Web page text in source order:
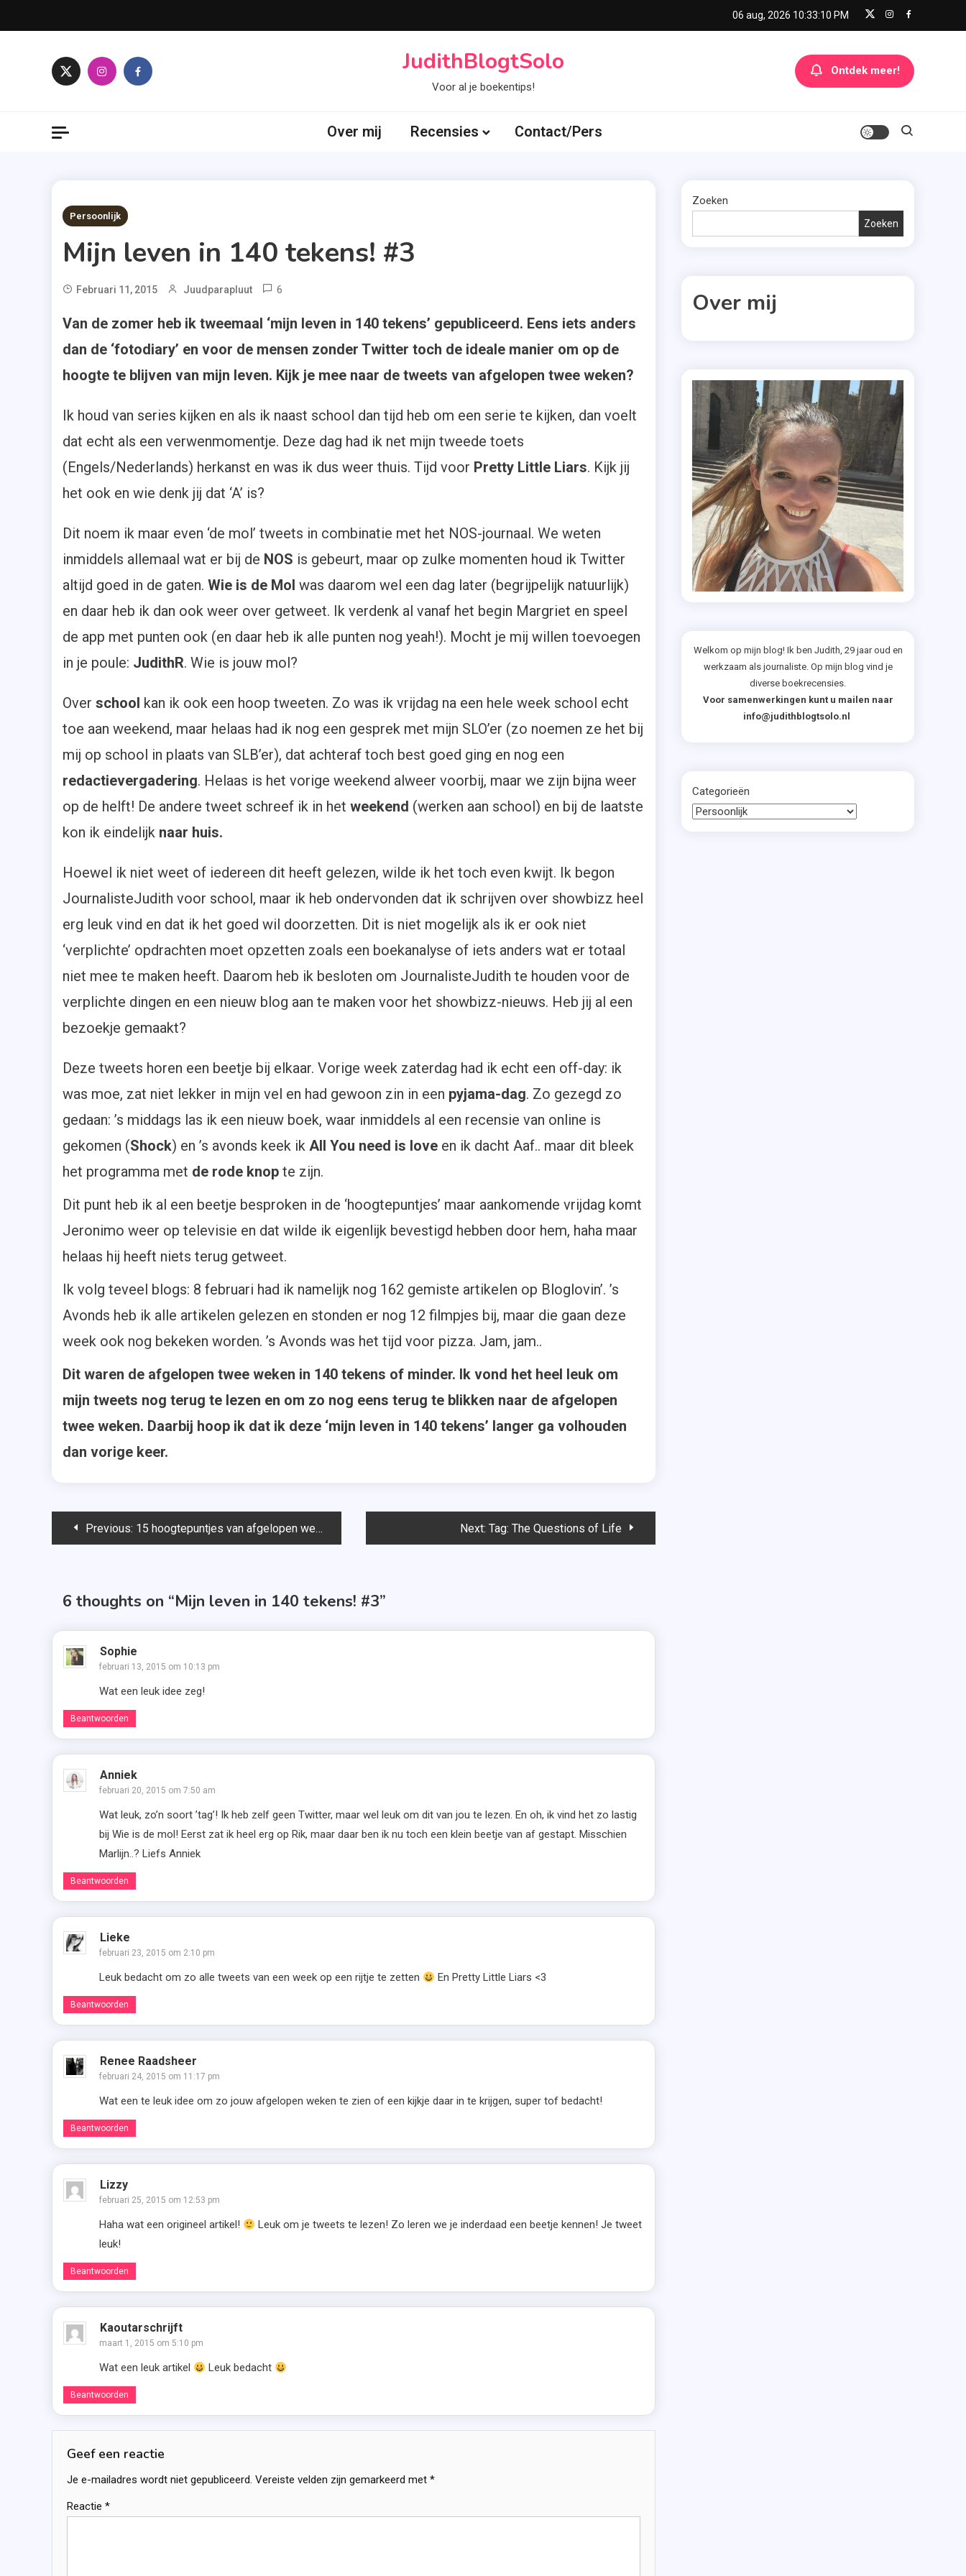
to
06 aug, 2026 10:33:11 PM
JudithBlogtSolo
Voor al je boekentips!
Ontdek meer!
Over mij Recensies Contact/Pers
3 MINS READ
Persoonlijk
Mijn leven in 140 tekens! #3
Februari 11, 2015 Juudparapluut 6
Van de zomer heb ik tweemaal ‘mijn leven in 140 tekens’ gepubliceerd. Eens iets anders
dan de ‘fotodiary’ en voor de mensen zonder Twitter toch de ideale manier om op de
hoogte te blijven van mijn leven. Kijk je mee naar de tweets van afgelopen twee weken?
Ik houd van series kijken en als ik naast school dan tijd heb om een serie te kijken, dan voelt
dat echt als een verwenmomentje. Deze dag had ik net mijn tweede toets
(Engels/Nederlands) herkanst en was ik dus weer thuis. Tijd voor Pretty Little Liars. Kijk jij
het ook en wie denk jij dat ‘A’ is?
Dit noem ik maar even ‘de mol’ tweets in combinatie met het NOS-journaal. We weten
inmiddels allemaal wat er bij de NOS is gebeurt, maar op zulke momenten houd ik Twitter
altijd goed in de gaten. Wie is de Mol was daarom wel een dag later (begrijpelijk natuurlijk)
en daar heb ik dan ook weer over getweet. Ik verdenk al vanaf het begin Margriet en speel
de app met punten ook (en daar heb ik alle punten nog yeah!). Mocht je mij willen toevoegen
in je poule: JudithR. Wie is jouw mol?
Over school kan ik ook een hoop tweeten. Zo was ik vrijdag na een hele week school echt
toe aan weekend, maar helaas had ik nog een gesprek met mijn SLO’er (zo noemen ze het bij
mij op school in plaats van SLB’er), dat achteraf toch best goed ging en nog een
redactievergadering. Helaas is het vorige weekend alweer voorbij, maar we zijn bijna weer
op de helft! De andere tweet schreef ik in het weekend (werken aan school) en bij de laatste
kon ik eindelijk naar huis.
Hoewel ik niet weet of iedereen dit heeft gelezen, wilde ik het toch even kwijt. Ik begon
JournalisteJudith voor school, maar ik heb ondervonden dat ik schrijven over showbizz heel
erg leuk vind en dat ik het goed wil doorzetten. Dit is niet mogelijk als ik er ook niet
‘verplichte’ opdrachten moet opzetten zoals een boekanalyse of iets anders wat er totaal
niet mee te maken heeft. Daarom heb ik besloten om JournalisteJudith te houden voor de
verplichte dingen en een nieuw blog aan te maken voor het showbizz-nieuws. Heb jij al een
bezoekje gemaakt?
Deze tweets horen een beetje bij elkaar. Vorige week zaterdag had ik echt een off-day: ik
was moe, zat niet lekker in mijn vel en had gewoon zin in een pyjama-dag. Zo gezegd zo
gedaan: ’s middags las ik een nieuw boek, waar inmiddels al een recensie van online is
gekomen (Shock) en ’s avonds keek ik All You need is love en ik dacht Aaf.. maar dit bleek
het programma met de rode knop te zijn.
Dit punt heb ik al een beetje besproken in de ‘hoogtepuntjes’ maar aankomende vrijdag komt
Jeronimo weer op televisie en dat wilde ik eigenlijk bevestigd hebben door hem, haha maar
helaas hij heeft niets terug getweet.
Ik volg teveel blogs: 8 februari had ik namelijk nog 162 gemiste artikelen op Bloglovin’. ’s
Avonds heb ik alle artikelen gelezen en stonden er nog 12 filmpjes bij, maar die gaan deze
week ook nog bekeken worden. ’s Avonds was het tijd voor pizza. Jam, jam..
Dit waren de afgelopen twee weken in 140 tekens of minder. Ik vond het heel leuk om
mijn tweets nog terug te lezen en om zo nog eens terug te blikken naar de afgelopen
twee weken. Daarbij hoop ik dat ik deze ‘mijn leven in 140 tekens’ langer ga volhouden
dan vorige keer.
Bericht
Previous: 15 hoogtepuntjes van afgelopen week Next: Tag: The Questions of Life
6 thoughts on “Mijn leven in 140 tekens! #3”
Sophie
februari 13, 2015 om 10:13 pm
Wat een leuk idee zeg!
Beantwoorden
Anniek
februari 20, 2015 om 7:50 am
Wat leuk, zo’n soort ’tag’! Ik heb zelf geen Twitter, maar wel leuk om dit van jou te lezen. En oh, ik vind het zo lastig
bij Wie is de mol! Eerst zat ik heel erg op Rik, maar daar ben ik nu toch een klein beetje van af gestapt. Misschien
Marlijn..? Liefs Anniek
Beantwoorden
Lieke
februari 23, 2015 om 2:10 pm
Leuk bedacht om zo alle tweets van een week op een rijtje te zetten En Pretty Little Liars <3
Beantwoorden
Renee Raadsheer
februari 24, 2015 om 11:17 pm
Wat een te leuk idee om zo jouw afgelopen weken te zien of een kijkje daar in te krijgen, super tof bedacht!
Beantwoorden
Lizzy
februari 25, 2015 om 12:53 pm
Haha wat een origineel artikel!
Leuk om je tweets te lezen! Zo leren we je inderdaad een beetje kennen! Je tweet
leuk!
Beantwoorden
Kaoutarschrijft
maart 1, 2015 om 5:10 pm
Wat een leuk artikel Leuk bedacht
Beantwoorden
Geef een reactie
Je e-mailadres wordt niet gepubliceerd. Vereiste velden zijn gemarkeerd met *
Reactie *
Zoeken
Zoeken
Over mij
Welkom op mijn blog! Ik ben Judith, 29 jaar oud en
werkzaam als journaliste. Op mijn blog vind je
diverse boekrecensies.
Voor samenwerkingen kunt u mailen naar
info@judithblogtsolo.nl
Categorieën